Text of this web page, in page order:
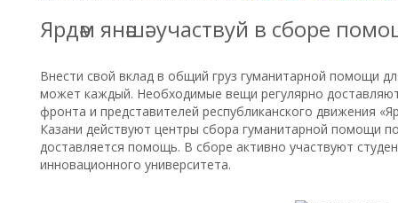
Ярдәм янәшә: участвуй в сборе
Внести свой вклад в общий груз гуманитарной помощи
может каждый. Необходимые вещи регулярно
фронта и представителей республиканского движения
Казани действуют центры сбора гуманитарной помощи
доставляется помощь. В сборе активно участвуют
инновационного университета.